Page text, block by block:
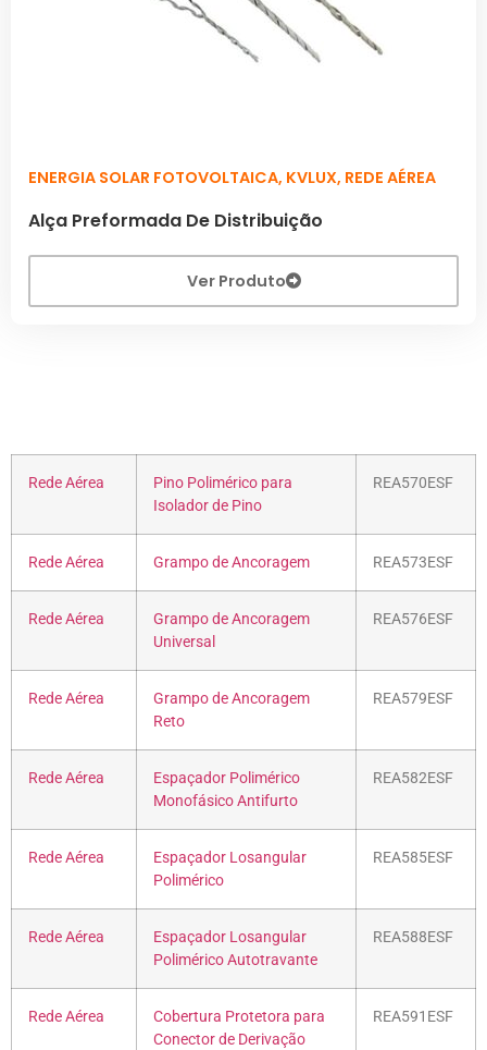
ENERGIA SOLAR FOTOVOLTAICA, KVLUX, REDE AÉREA
Alça Preformada De Distribuição
Ver Produto
Rede Aérea
Pino Polimérico para
Isolador de Pino
REA570ESF
Rede Aérea Grampo de Ancoragem REA573ESF
Rede Aérea
Grampo de Ancoragem
Universal
REA576ESF
Rede Aérea
Grampo de Ancoragem
Reto
REA579ESF
Rede Aérea
Espaçador Polimérico
Monofásico Antifurto
REA582ESF
Rede Aérea
Espaçador Losangular
Polimérico
REA585ESF
Rede Aérea
Espaçador Losangular
Polimérico Autotravante
REA588ESF
Rede Aérea
Cobertura Protetora para
Conector de Derivação
REA591ESF